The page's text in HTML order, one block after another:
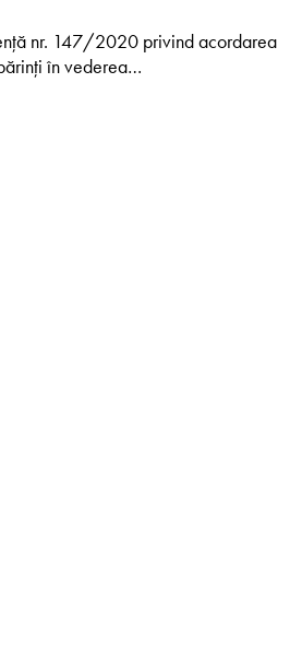
nr. 147/2020 privind acordarea
în vederea…